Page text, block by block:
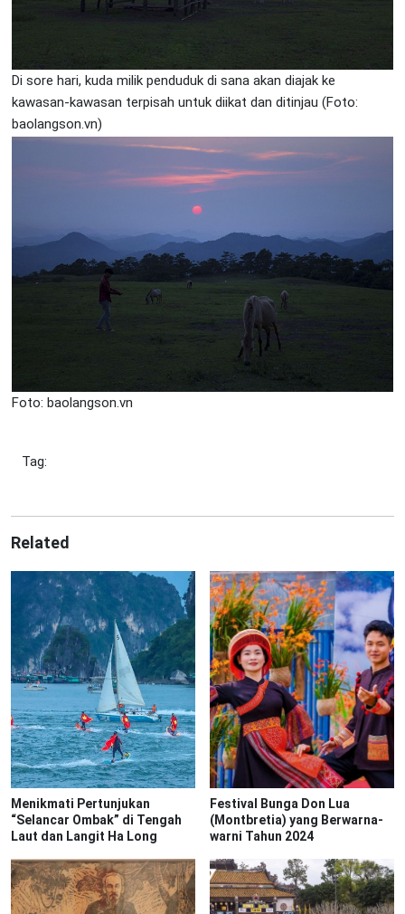
Di sore hari, kuda milik penduduk di sana akan diajak ke
kawasan-kawasan terpisah untuk diikat dan ditinjau (Foto:
baolangson.vn)
Foto: baolangson.vn
Tag:
Related
Menikmati Pertunjukan
“Selancar Ombak” di Tengah
Laut dan Langit Ha Long
Festival Bunga Don Lua
(Montbretia) yang Berwarna-
warni Tahun 2024